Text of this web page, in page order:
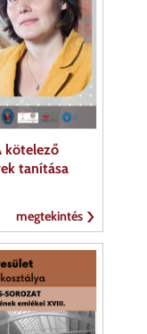
kötelező
tanítása
megtekintés